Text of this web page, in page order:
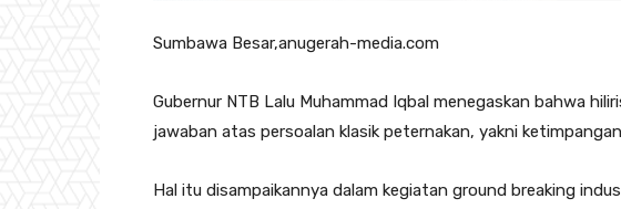
Sumbawa Besar,anugerah-media.com
Gubernur NTB Lalu Muhammad Iqbal menegaskan bahwa
jawaban atas persoalan klasik peternakan, yakni
Hal itu disampaikannya dalam kegiatan ground breaking